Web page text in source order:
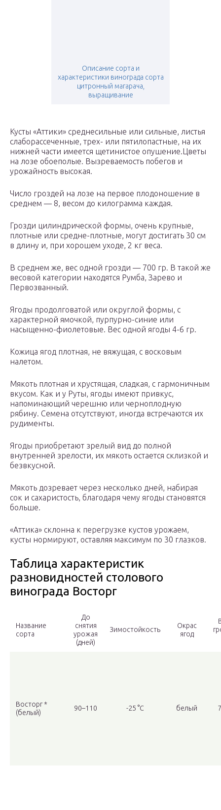
Описание сорта и
характеристики винограда сорта
цитронный магарача,
выращивание
Кусты «Аттики» среднесильные или сильные, листья
слаборассеченные, трех- или пятилопастные, на их
нижней части имеется щетинистое опушение.Цветы
на лозе обоеполые. Вызреваемость побегов и
урожайность высокая.
Число гроздей на лозе на первое плодоношение в
среднем — 8, весом до килограмма каждая.
Грозди цилиндрической формы, очень крупные,
плотные или средне-плотные, могут достигать 30 см
в длину и, при хорошем уходе, 2 кг веса.
В среднем же, вес одной грозди — 700 гр. В такой же
весовой категории находятся Румба, Зарево и
Первозванный.
Ягоды продолговатой или округлой формы, с
характерной ямочкой, пурпурно-синие или
насыщенно-фиолетовые. Вес одной ягоды 4-6 гр.
Кожица ягод плотная, не вяжущая, с восковым
налетом.
Мякоть плотная и хрустящая, сладкая, с гармоничным
вкусом. Как и у Руты, ягоды имеют привкус,
напоминающий черешню или черноплодную
рябину. Семена отсутствуют, иногда встречаются их
рудименты.
Ягоды приобретают зрелый вид до полной
внутренней зрелости, их мякоть остается склизкой и
безвкусной.
Мякоть дозревает через несколько дней, набирая
сок и сахаристость, благодаря чему ягоды становятся
больше.
«Аттика» склонна к перегрузке кустов урожаем,
кусты нормируют, оставляя максимум по 30 глазков.
Таблица характеристик
разновидностей столового
винограда Восторг
Название
сорта
До
снятия
урожая
(дней)
Зимостойкость
Окрас
ягод
Восторг *
(белый)
90–110 -25 °С белый